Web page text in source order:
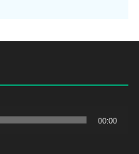
00:00